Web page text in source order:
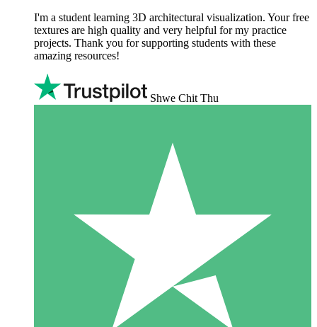
I'm a student learning 3D architectural visualization. Your free
textures are high quality and very helpful for my practice
projects. Thank you for supporting students with these
amazing resources!
Shwe Chit Thu